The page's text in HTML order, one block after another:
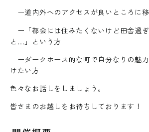
ー道内外へのアクセスが良いところに
ー「都会には住みたくないけど田舎過
と…」という方
ーダークホース的な町で自分なりの魅
けたい方
色々なお話しをしましょう。
皆さまのお越しをお待ちしております！